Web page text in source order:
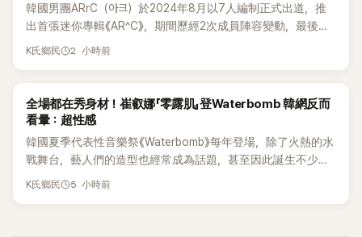
韓國男團ARrC（아크）於2024年8月以7人編制正式出道，推
出首張迷你專輯《AR^C》，期間歷經2次成員陣容變動，最後一
張作品則是2025年11月推出的〈Skiid〉。沒想到出道不到2年，
當錯愕。
K氏鄉民 2 小時前
K-POP
全場都在秀身材！崔叡娜「零露肌」登Waterbomb 韓網反而
看暈：超性感
韓國夏季代表性音樂祭《Waterbomb》每年登場，除了火熱的水
戰舞台，藝人們的造型也經常成為話題，甚至因此誕生不少
「Waterbomb女神」、「Waterbomb男神」。過去包括泫雅、宣
K氏鄉民 5 小時前